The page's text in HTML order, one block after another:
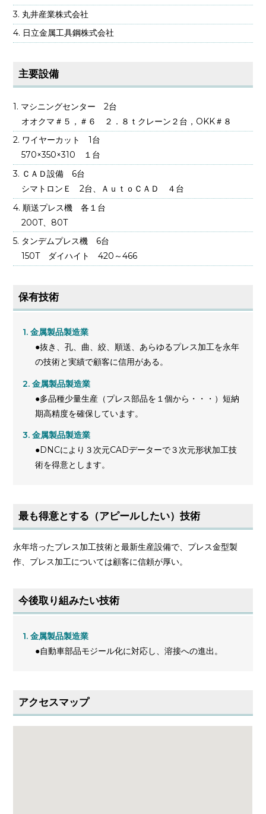
丸井産業株式会社
日立金属工具鋼株式会社
主要設備
マシニングセンター 2台
オオクマ＃５，＃６ ２．８ｔクレーン２台，OKK＃８
ワイヤーカット 1台
570×350×310 １台
ＣＡＤ設備 6台
シマトロンＥ 2台、ＡｕｔｏＣＡＤ ４台
順送プレス機 各１台
200T、80T
タンデムプレス機 6台
150T ダイハイト 420～466
保有技術
金属製品製造業
●抜き、孔、曲、絞、順送、あらゆるプレス加工を永年
の技術と実績で顧客に信用がある。
金属製品製造業
●多品種少量生産（プレス部品を１個から・・・）短納
期高精度を確保しています。
金属製品製造業
●DNCにより３次元CADデーターで３次元形状加工技
術を得意とします。
最も得意とする（アピールしたい）技術
永年培ったプレス加工技術と最新生産設備で、プレス金型製
作、プレス加工については顧客に信頼が厚い。
今後取り組みたい技術
金属製品製造業
●自動車部品モジール化に対応し、溶接への進出。
アクセスマップ